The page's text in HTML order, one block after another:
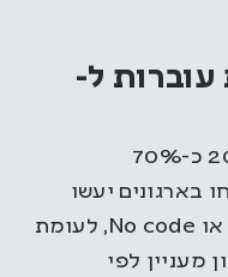
עוברות ל-
לפי מחקר של Gartner עד 2025 כ-70%
בארגונים יעשו
שימוש בטכנולוגיות Low code או No code, לעומת
עוד נתון מעניין לפי